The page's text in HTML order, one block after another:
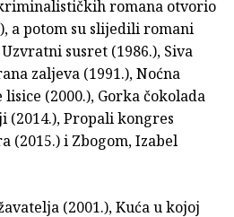
romana otvorio
a potom su slijedili romani
susret (1986.), Siva
zaljeva (1991.), Noćna
lisice (2000.), Gorka čokolada
(2014.), Propali kongres
(2015.) i Zbogom, Izabel
(2001.), Kuća u kojoj